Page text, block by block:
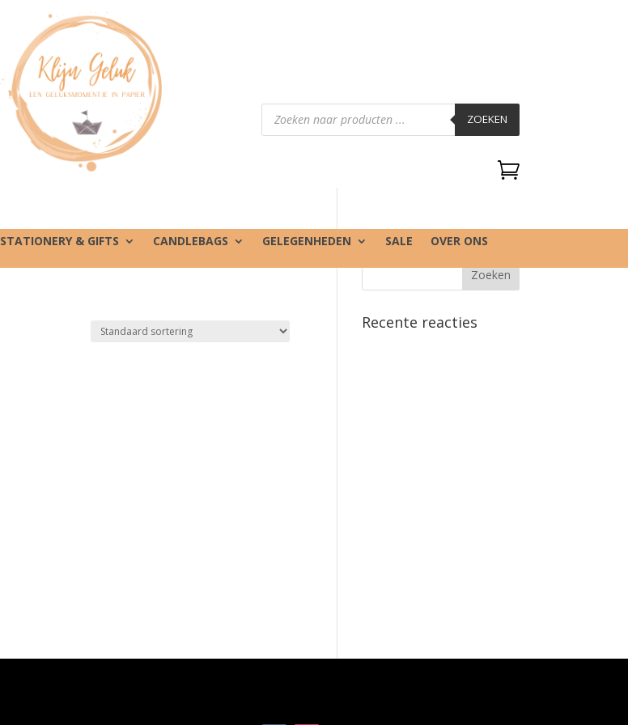
Producten
zoeken ZOEKEN

STATIONERY & GIFTS CANDLEBAGS GELEGENHEDEN SALE
OVER ONS
Recente reacties